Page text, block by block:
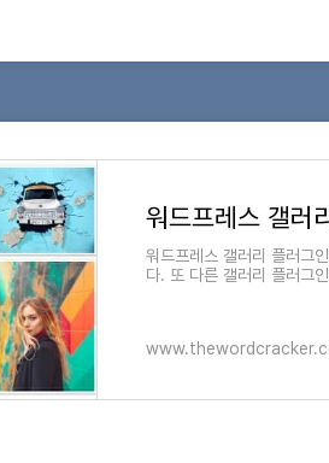
워드프레스 갤러리 플러그
다. 또 다른 갤러리 플러